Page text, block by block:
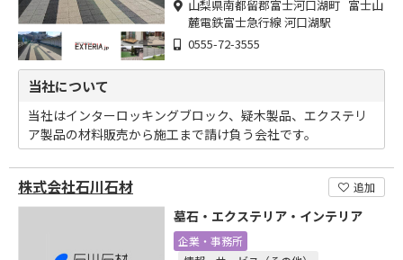
山梨県南都留郡富士河口湖町 富士山
麓電鉄富士急行線 河口湖駅
0555-72-3555
当社について
当社はインターロッキングブロック、疑木製品、エクステリ
ア製品の材料販売から施工まで請け負う会社です。
株式会社石川石材 追加
墓石・エクステリア・インテリア
企業・事務所